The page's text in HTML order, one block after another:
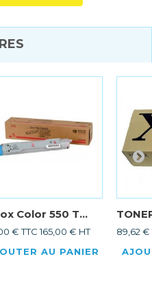
Color 550 T...
€ TTC 165,00 € HT
AU PANIER
89,62 €